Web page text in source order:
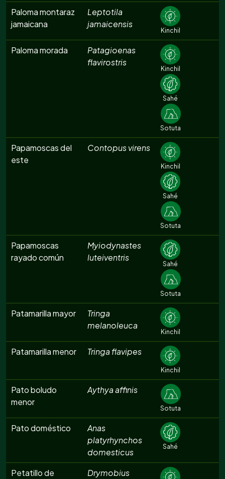
Paloma montaraz
jamaicana
Leptotila
jamaicensis
Kinchil
Paloma morada
Patagioenas
flavirostris
Kinchil
Sahé
Sotuta
Papamoscas del
este
Contopus virens
Kinchil
Sahé
Sotuta
Papamoscas
rayado común
Myiodynastes
luteiventris
Sahé
Sotuta
Patamarilla mayor
Tringa
melanoleuca
Kinchil
Patamarilla menor Tringa flavipes
Kinchil
Pato boludo
menor
Aythya affinis
Sotuta
Pato doméstico
Anas
platyrhynchos
domesticus
Sahé
Petatillo de
Drymobius